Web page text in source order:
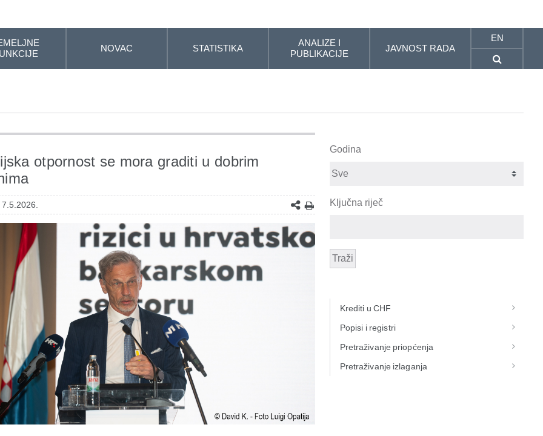
NOVAC STATISTIKA
ANALIZE I
PUBLIKACIJE
JAVNOST RADA
EN
otpornost se mora graditi u dobrim
Godina
Ključna riječ
Traži
Krediti u CHF
Popisi i registri
Pretraživanje priopćenja
Pretraživanje izlaganja